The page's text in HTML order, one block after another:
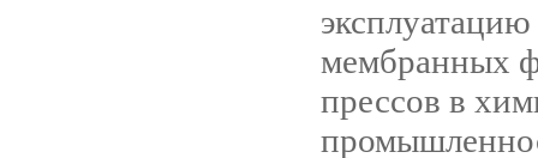
мембранных
прессов в